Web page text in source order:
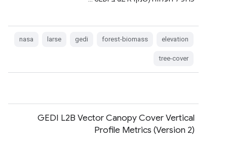
elevation
forest-biomass
gedi
larse
nasa
tree-cover
GEDI L2B Vector Canopy Cover Vertical
Profile Metrics (Version 2)